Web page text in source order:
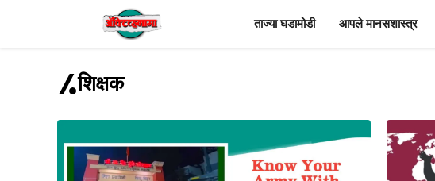
content
ताज्या घडामोडी आपले मानसशास्त्र
शिक्षक